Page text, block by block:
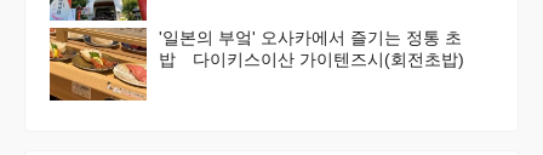
'일본의 부엌' 오사카에서 즐기는 정통 초
밥 다이키스이산 가이텐즈시(회전초밥)